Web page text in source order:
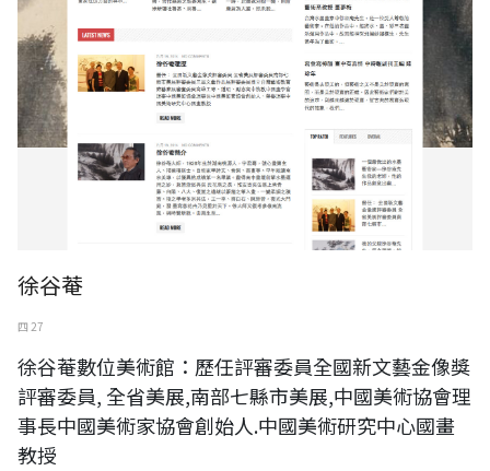
徐谷菴
四 27
徐谷菴數位美術館：歷任評審委員全國新文藝金像獎
評審委員, 全省美展,南部七縣市美展,中國美術協會理
事長中國美術家協會創始人.中國美術研究中心國畫
教授